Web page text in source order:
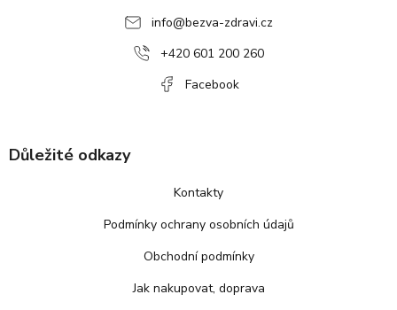
info@bezva-zdravi.cz
+420 601 200 260
Facebook
Důležité odkazy
Kontakty
Podmínky ochrany osobních údajů
Obchodní podmínky
Jak nakupovat, doprava